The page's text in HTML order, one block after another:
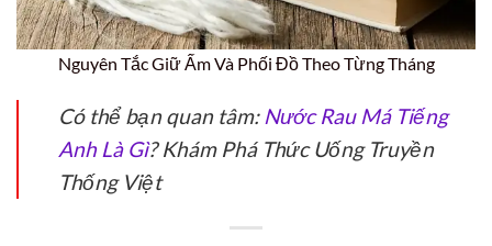
Nguyên Tắc Giữ Ấm Và Phối Đồ Theo Từng Tháng
Có thể bạn quan tâm: Nước Rau Má Tiếng
Anh Là Gì? Khám Phá Thức Uống Truyền
Thống Việt